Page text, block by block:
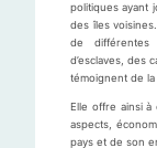
politiques ayant
des îles
de différentes
d’esclaves, des
témoignent de la
Elle offre ainsi à
aspects,
pays et de son